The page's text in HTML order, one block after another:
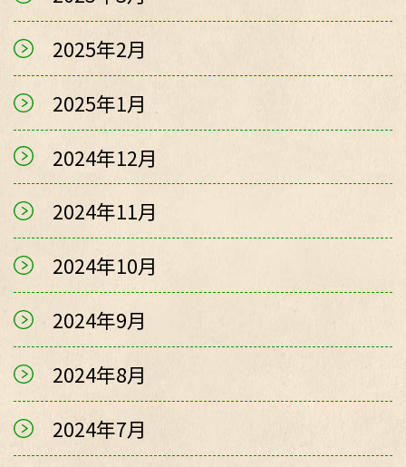
2025年2月
2025年1月
2024年12月
2024年11月
2024年10月
2024年9月
2024年8月
2024年7月